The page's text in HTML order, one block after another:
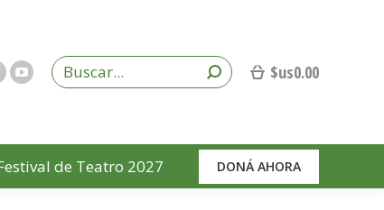
$us0.00
de Teatro 2027 DONÁ AHORA